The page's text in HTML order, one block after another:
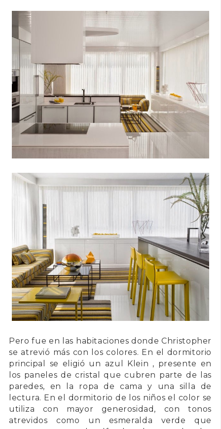
Pero fue en las habitaciones donde Christopher
se atrevió más con los colores. En el dormitorio
principal se eligió un azul Klein , presente en
los paneles de cristal que cubren parte de las
paredes, en la ropa de cama y una silla de
lectura. En el dormitorio de los niños el color se
utiliza con mayor generosidad, con tonos
atrevidos como un esmeralda verde que